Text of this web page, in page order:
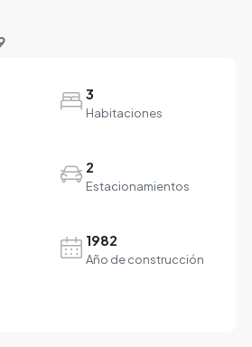
3
Habitaciones
2
Estacionamientos
1982
Año de construcción